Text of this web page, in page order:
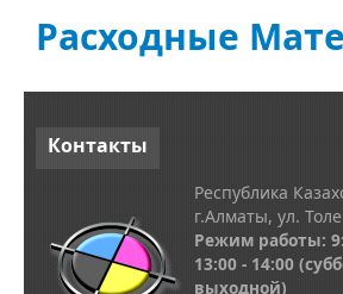
Расходные
Контакты
Республика
г.Алматы, ул.
Режим работы:
13:00 - 14:00
выходной)